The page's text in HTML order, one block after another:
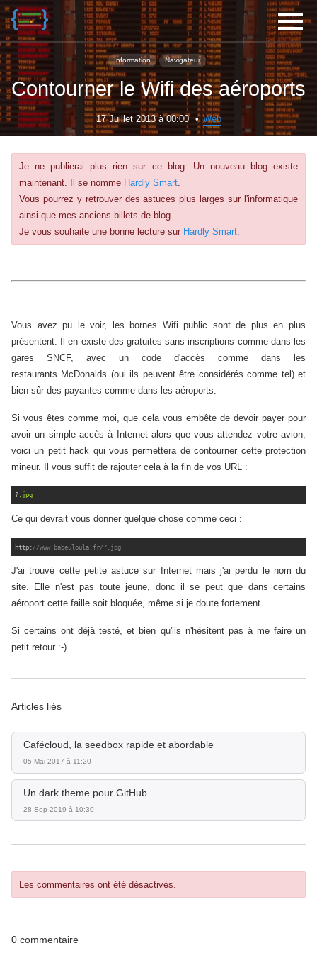
Information Navigateur
Contourner le Wifi des aéroports
17 Juillet 2013 à 00:00 Web
Je ne publierai plus rien sur ce blog. Un nouveau blog existe
maintenant. Il se nomme Hardly Smart
Vous pourrez y retrouver des astuces plus larges sur l'informatique
ainsi que mes anciens billets de blog.
Je vous souhaite une bonne lecture sur Hardly Smart
Vous avez pu le voir, les bornes Wifi public sont de plus en plus
présentent. Il en existe des gratuites sans inscriptions comme dans les
gares SNCF, avec un code d'accès comme dans les
restaurants McDonalds (oui ils peuvent être considérés comme tel) et
bien sûr des payantes comme dans les aéroports.
Si vous êtes comme moi, que cela vous embête de devoir payer pour
avoir un simple accès à Internet alors que vous attendez votre avion,
voici un petit hack qui vous permettera de contourner cette protection
mineur. Il vous suffit de rajouter cela à la fin de vos URL :
?.jpg
Ce qui devrait vous donner quelque chose comme ceci :
http: //www.babeuloula.fr/?.jpg
J'ai trouvé cette petite astuce sur Internet mais j'ai perdu le nom du
site. Elle n'est pas toute jeune, donc il se peut que dans certains
aéroport cette faille soit bloquée, même si je doute fortement.
Si certains ont déjà testé, et bien qu'ils n'hésitent pas à me faire un
petit retour :-)
Articles liés
Cafécloud, la seedbox rapide et abordable
05 Mai 2017 à 11:20
Un dark theme pour GitHub
28 Sep 2019 à 10:30
Les commentaires ont été désactivés.
0 commentaire